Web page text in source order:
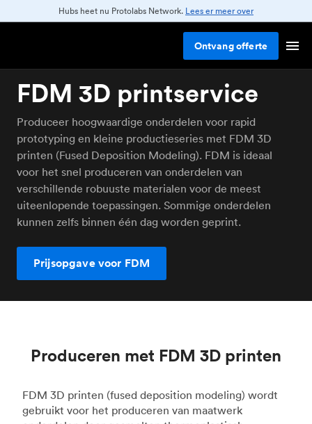
Hubs heet nu Protolabs Network. Lees er meer over
Ontvangofferte
FDM 3D printservice
Produceer hoogwaardige onderdelen voor rapid
prototyping en kleine productieseries met FDM 3D
printen (Fused Deposition Modeling). FDM is ideaal
voor het snel produceren van onderdelen van
verschillende robuuste materialen voor de meest
uiteenlopende toepassingen. Sommige onderdelen
kunnen zelfs binnen één dag worden geprint.
Prijsopgave voor FDM
Produceren met FDM 3D printen
FDM 3D printen (fused deposition modeling) wordt
gebruikt voor het produceren van maatwerk